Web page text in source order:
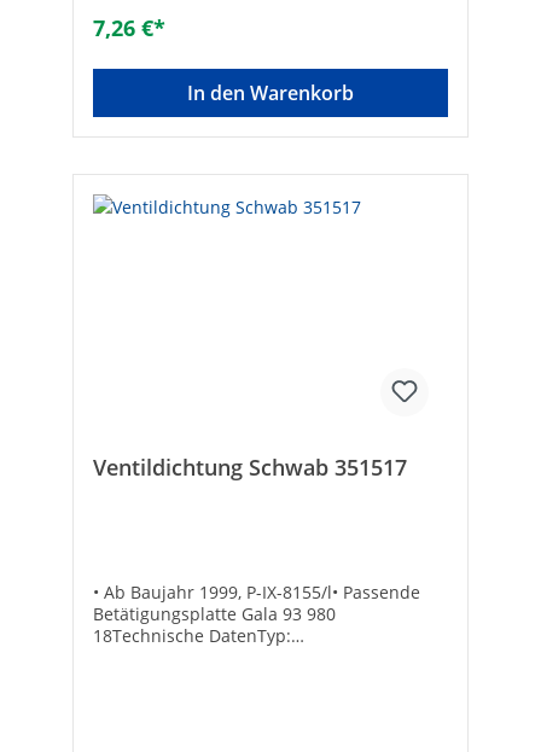
7,26 €*
In den Warenkorb
Ventildichtung Schwab 351517
• Ab Baujahr 1999, P-IX-8155/l• Passende
Betätigungsplatte Gala 93 980
18Technische DatenTyp: